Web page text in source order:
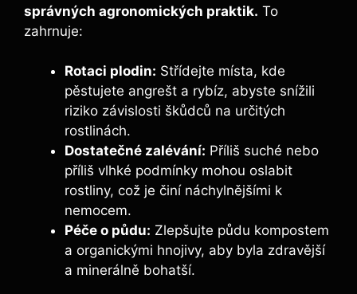
správných agronomických praktik. To
zahrnuje:
Rotaci plodin: Střídejte místa, kde
pěstujete angrešt a rybíz, abyste snížili
riziko závislosti škůdců na určitých
rostlinách.
Dostatečné zalévání: Příliš suché nebo
příliš vlhké podmínky mohou oslabit
rostliny, což je činí náchylnějšími k
nemocem.
Péče o půdu: Zlepšujte půdu kompostem
a organickými hnojivy, aby byla zdravější
a minerálně bohatší.